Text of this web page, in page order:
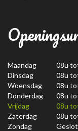
Maandag
08u
Dinsdag
08u
Woensdag
08u
Donderdag
08u
Vrijdag
08u
Zaterdag
08u
Zondag